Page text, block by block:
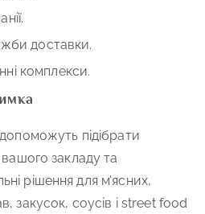
доставки.
комплекси.
підібрати
вашого закладу та
рішення для м’ясних,
закусок, соусів і street food